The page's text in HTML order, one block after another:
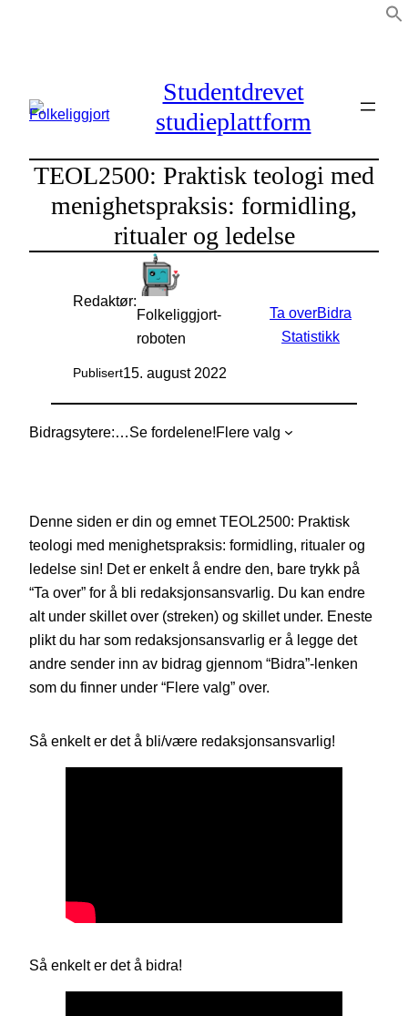
Studentdrevet
studieplattform
TEOL2500: Praktisk teologi med
menighetspraksis: formidling,
ritualer og ledelse
Redaktør:
Folkeliggjort-
roboten
Publisert15. august 2022
Ta overBidra
Statistikk
Bidragsytere: Se fordelene!Flere valg
Denne siden er din og emnet TEOL2500: Praktisk
teologi med menighetspraksis: formidling, ritualer og
ledelse sin! Det er enkelt å endre den, bare trykk på
“Ta over” for å bli redaksjonsansvarlig. Du kan endre
alt under skillet over (streken) og skillet under. Eneste
plikt du har som redaksjonsansvarlig er å legge det
andre sender inn av bidrag gjennom “Bidra”-lenken
som du finner under “Flere valg” over.
Så enkelt er det å bli/være redaksjonsansvarlig!
Så enkelt er det å bidra!